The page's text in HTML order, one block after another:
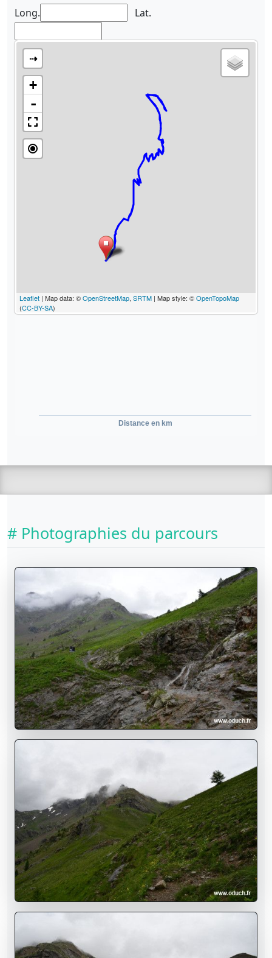
Long. Lat.
⇢
+
-
Leaflet | Map data: ©OpenStreetMap, SRTM | Map style: ©OpenTopoMap
(CC-BY-SA)
Distance en km
# Photographies du parcours